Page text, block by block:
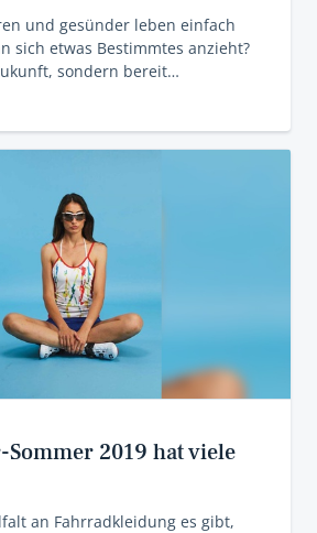
und gesünder leben einfach
sich etwas Bestimmtes anzieht?
sondern bereit…
2019 hat viele
an Fahrradkleidung es gibt,